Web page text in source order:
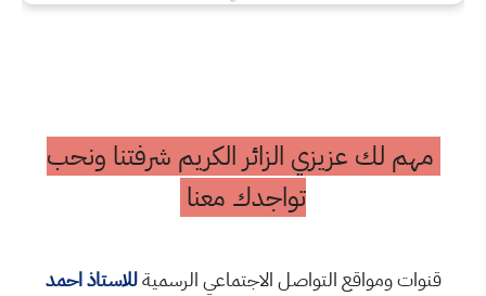
مهم لك عزيزي الزائر الكريم شرفتنا ونحب
تواجدك معنا
قنوات ومواقع التواصل الاجتماعي الرسميةللاستاذ احمد